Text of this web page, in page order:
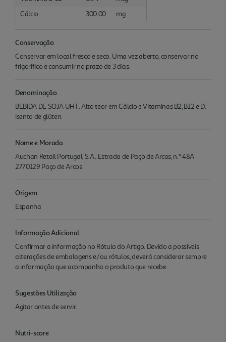
Cálcio
300.00 mg
Conservação
Conservar em local fresco e seco. Uma vez aberto, conservar no
frigorífico e consumir no prazo de 3 dias.
Denominação
BEBIDA DE SOJA UHT. Alto teor em Cálcio e Vitaminas B2, B12 e D.
Isento de glúten.
Nome e Morada
Auchan Retail Portugal, S.A., Estrada de Paço de Arcos, n.º 48A
2770129 Paço de Arcos
Origem
Espanha
Informação Adicional
Confirmar a informação no Rótulo do Artigo. Devido a possíveis
alterações de embalagens e/ou rótulos, deverá considerar sempre
a informação que acompanha o produto que recebe.
Sugestões Utilização
Agitar antes de servir.
Nutri-score